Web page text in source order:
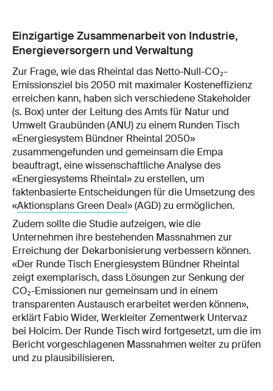
Einzigartige Zusammenarbeit von Industrie,
Energieversorgern und Verwaltung
Zur Frage, wie das Rheintal das Netto-Null-CO₂-
Emissionsziel bis 2050 mit maximaler Kosteneffizienz
erreichen kann, haben sich verschiedene Stakeholder
(s. Box) unter der Leitung des Amts für Natur und
Umwelt Graubünden (ANU) zu einem Runden Tisch
«Energiesystem Bündner Rheintal 2050»
zusammengefunden und gemeinsam die Empa
beauftragt, eine wissenschaftliche Analyse des
«Energiesystems Rheintal» zu erstellen, um
faktenbasierte Entscheidungen für die Umsetzung des
«Aktionsplans Green Deal» (AGD) zu ermöglichen.
Zudem sollte die Studie aufzeigen, wie die
Unternehmen ihre bestehenden Massnahmen zur
Erreichung der Dekarbonisierung verbessern können.
«Der Runde Tisch Energiesystem Bündner Rheintal
zeigt exemplarisch, dass Lösungen zur Senkung der
CO₂-Emissionen nur gemeinsam und in einem
transparenten Austausch erarbeitet werden können»,
erklärt Fabio Wider, Werkleiter Zementwerk Untervaz
bei Holcim. Der Runde Tisch wird fortgesetzt, um die im
Bericht vorgeschlagenen Massnahmen weiter zu prüfen
und zu plausibilisieren.